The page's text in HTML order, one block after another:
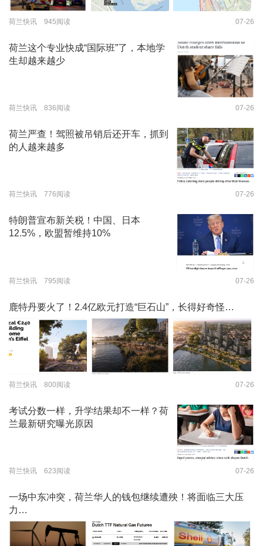
荷兰快讯 945阅读 07-26
荷兰这个专业快成“国际班”了，本地学
生却越来越少
荷兰快讯 836阅读 07-26
荷兰严查！驾照被吊销后还开车，抓到
的人越来越多
荷兰快讯 776阅读 07-26
特朗普宣布新关税！中国、日本
12.5%，欧盟暂维持10%
荷兰快讯 795阅读 07-26
鹿特丹要火了！2.4亿欧元打造“巨石山”，长得好奇怪…
荷兰快讯 800阅读 07-26
考试分数一样，升学结果却不一样？荷
兰最新研究曝光原因
荷兰快讯 623阅读 07-26
一场中东冲突，荷兰华人的钱包继续遭殃！将面临三大压
力…